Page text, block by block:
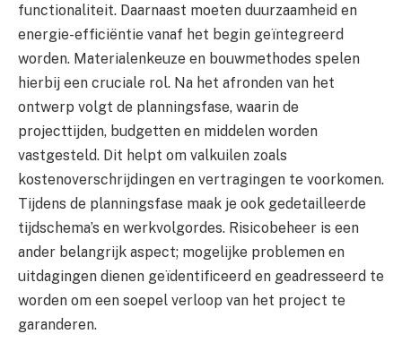
functionaliteit. Daarnaast moeten duurzaamheid en
energie-efficiëntie vanaf het begin geïntegreerd
worden. Materialenkeuze en bouwmethodes spelen
hierbij een cruciale rol. Na het afronden van het
ontwerp volgt de planningsfase, waarin de
projecttijden, budgetten en middelen worden
vastgesteld. Dit helpt om valkuilen zoals
kostenoverschrijdingen en vertragingen te voorkomen.
Tijdens de planningsfase maak je ook gedetailleerde
tijdschema’s en werkvolgordes. Risicobeheer is een
ander belangrijk aspect; mogelijke problemen en
uitdagingen dienen geïdentificeerd en geadresseerd te
worden om een soepel verloop van het project te
garanderen.